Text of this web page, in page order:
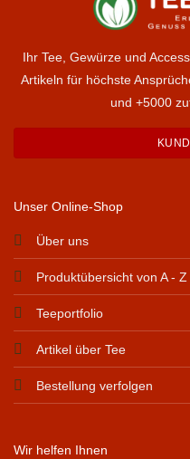
Ihr Tee, Gewürze und
Artikeln für höchste
und +5000
Unser Online-Shop
Über uns
Produktübersicht von A - Z
Teeportfolio
Artikel über Tee
Bestellung verfolgen
Wir helfen Ihnen